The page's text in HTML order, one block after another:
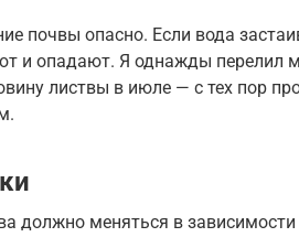
почвы опасно. Если вода
и опадают. Я однажды перелил
листвы в июле — с тех пор
должно меняться в